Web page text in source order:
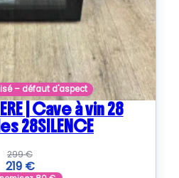
– défaut d'aspect
| Cave à vin 28
28SILENCE
299€
219 €